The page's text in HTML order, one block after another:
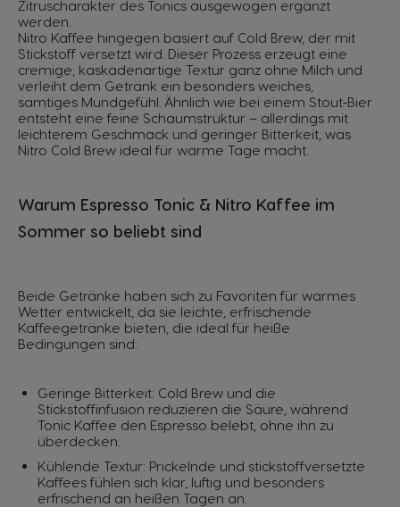
Zitruscharakter des Tonics ausgewogen ergänzt
werden.
Nitro Kaffee hingegen basiert auf Cold Brew, der mit
Stickstoff versetzt wird. Dieser Prozess erzeugt eine
cremige, kaskadenartige Textur ganz ohne Milch und
verleiht dem Getränk ein besonders weiches,
samtiges Mundgefühl. Ähnlich wie bei einem Stout‑Bier
entsteht eine feine Schaumstruktur – allerdings mit
leichterem Geschmack und geringer Bitterkeit, was
Nitro Cold Brew ideal für warme Tage macht.
Warum Espresso Tonic & Nitro Kaffee im
Sommer so beliebt sind
Beide Getränke haben sich zu Favoriten für warmes
Wetter entwickelt, da sie leichte, erfrischende
Kaffeegetränke bieten, die ideal für heiße
Bedingungen sind:
Geringe Bitterkeit: Cold Brew und die
Stickstoffinfusion reduzieren die Säure, während
Tonic Kaffee den Espresso belebt, ohne ihn zu
überdecken.
Kühlende Textur: Prickelnde und stickstoffversetzte
Kaffees fühlen sich klar, luftig und besonders
erfrischend an heißen Tagen an.